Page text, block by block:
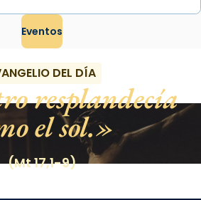
Eventos
DEL DÍA
resplandecía
el sol.
(Mt 17,1-9)